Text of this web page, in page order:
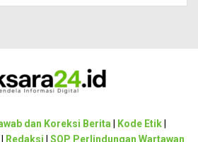
dan Koreksi Berita| Kode Etik|
Redaksi SOP Perlindungan Wartawan